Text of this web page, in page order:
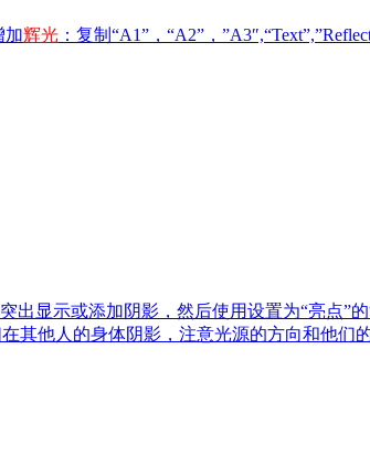
加辉光 ：复制“A1”，“A2”，
显示或添加阴影，然后使用设置为“亮点”
其他人的身体阴影，注意光源的方向和他们